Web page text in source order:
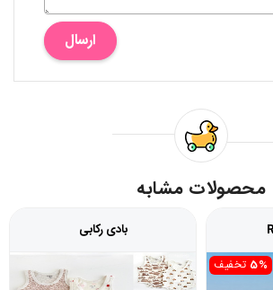
ارسال
محصولات مشابه
5% تخفیف
بادی رکابی